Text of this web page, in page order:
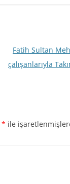
Fatih Sultan
çalışanlarıyla
* ile